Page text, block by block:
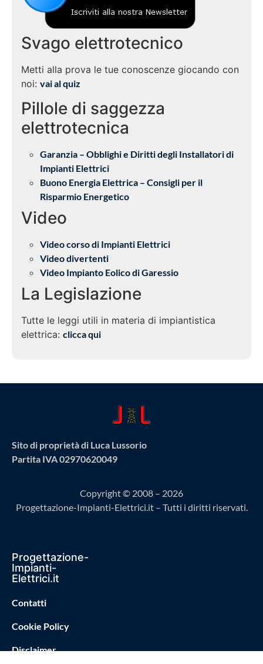
Svago elettrotecnico
Metti alla prova le tue conoscenze giocando con
noi: vai al quiz
Pillole di saggezza
elettrotecnica
Garanzia – Obblighi e Diritti degli Installatori di
Impianti Elettrici
Buono Energia Elettrica – Consigli per il
Risparmio Energetico
Video
Video corso di Impianti Elettrici
Video divertenti
Video Impianto Eolico di Garessio
La Legislazione
Tutte le leggi utili in materia di impiantistica
elettrica: clicca qui
Sito di proprietà di Luca Lussorio
Partita IVA 02970620049
Copyright © 2008 – 2026
Progettazione-Impianti-Elettrici.it – Tutti i diritti riservati.
Progettazione-
Impianti-
Elettrici.it
Contatti
Cookie Policy
Disclaimer